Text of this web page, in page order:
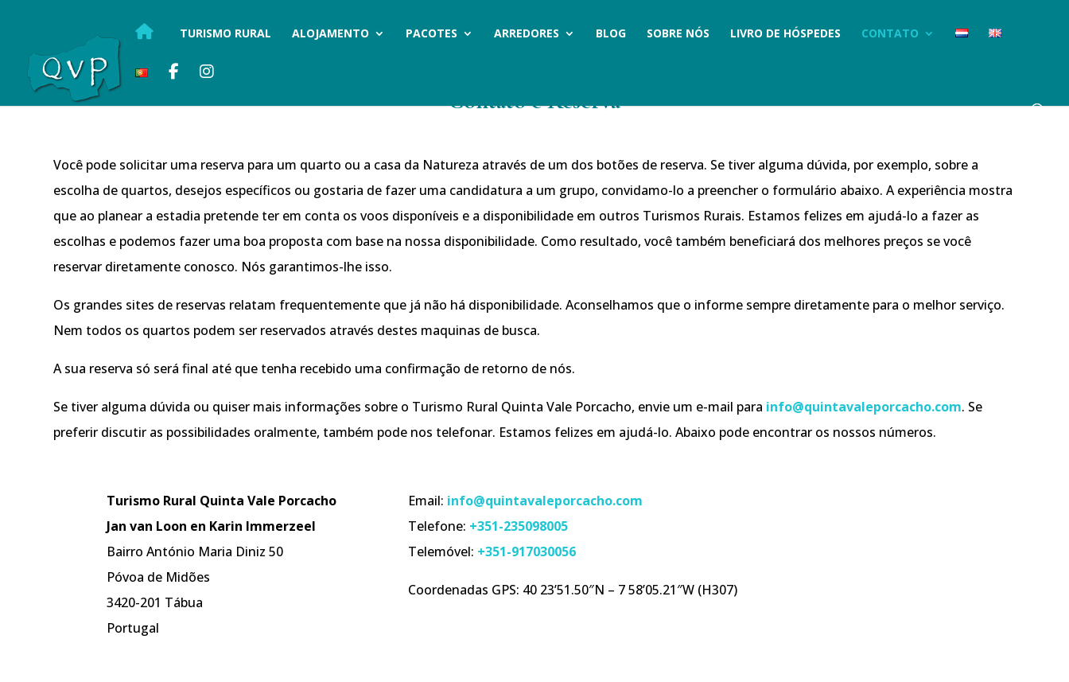
TURISMO RURAL ALOJAMENTO PACOTES ARREDORES BLOG SOBRE NÓS LIVRO DE HÓSPEDES CONTATO
Contato e Reserva
Você pode solicitar uma reserva para um quarto ou a casa da Natureza através de um dos botões de reserva. Se tiver alguma dúvida, por exemplo, sobre a
escolha de quartos, desejos específicos ou gostaria de fazer uma candidatura a um grupo, convidamo-lo a preencher o formulário abaixo. A experiência mostra
que ao planear a estadia pretende ter em conta os voos disponíveis e a disponibilidade em outros Turismos Rurais. Estamos felizes em ajudá-lo a fazer as
escolhas e podemos fazer uma boa proposta com base na nossa disponibilidade. Como resultado, você também beneficiará dos melhores preços se você
reservar diretamente conosco. Nós garantimos-lhe isso.
Os grandes sites de reservas relatam frequentemente que já não há disponibilidade. Aconselhamos que o informe sempre diretamente para o melhor serviço.
Nem todos os quartos podem ser reservados através destes maquinas de busca.
A sua reserva só será final até que tenha recebido uma confirmação de retorno de nós.
Se tiver alguma dúvida ou quiser mais informações sobre o Turismo Rural Quinta Vale Porcacho, envie um e-mail para info@quintavaleporcacho.com. Se
preferir discutir as possibilidades oralmente, também pode nos telefonar. Estamos felizes em ajudá-lo. Abaixo pode encontrar os nossos números.
Turismo Rural Quinta Vale Porcacho
Jan van Loon en Karin Immerzeel
Bairro António Maria Diniz 50
Póvoa de Midões
3420-201 Tábua
Portugal
Email: info@quintavaleporcacho.com
Telefone: +351-235098005
Telemóvel: +351-917030056
Coordenadas GPS: 40 23’51.50″N – 7 58’05.21″W (H307)